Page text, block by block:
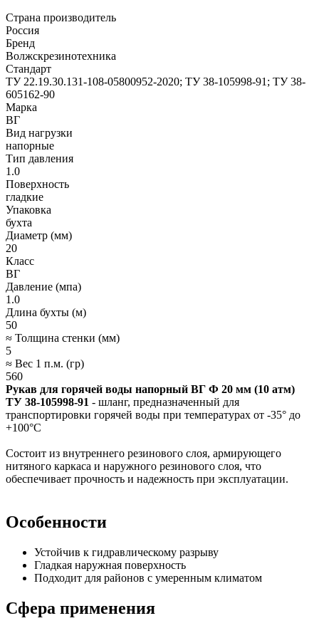
Страна производитель
Россия
Бренд
Волжскрезинотехника
Стандарт
ТУ 22.19.30.131-108-05800952-2020; ТУ 38-105998-91; ТУ 38-
605162-90
Марка
ВГ
Вид нагрузки
напорные
Тип давления
1.0
Поверхность
гладкие
Упаковка
бухта
Диаметр (мм)
20
Класс
ВГ
Давление (мпа)
1.0
Длина бухты (м)
50
≈ Толщина стенки (мм)
5
≈ Вес 1 п.м. (гр)
560
Рукав для горячей воды напорный ВГ Ф 20 мм (10 атм)
ТУ 38-105998-91 - шланг, предназначенный для
транспортировки горячей воды при температурах от -35° до
+100°C
Состоит из внутреннего резинового слоя, армирующего
нитяного каркаса и наружного резинового слоя, что
обеспечивает прочность и надежность при эксплуатации.
Особенности
Устойчив к гидравлическому разрыву
Гладкая наружная поверхность
Подходит для районов с умеренным климатом
Сфера применения